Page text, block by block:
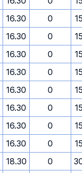
16.30 0
16.30 0
16.30 0
16.30 0
16.30 0
16.30 0
16.30 0
16.30 0
18.30 0